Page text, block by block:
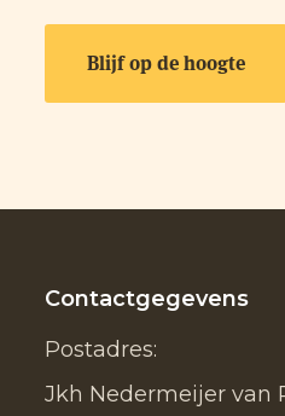
Contactgegevens
Postadres:
Jkh Nedermeijer van